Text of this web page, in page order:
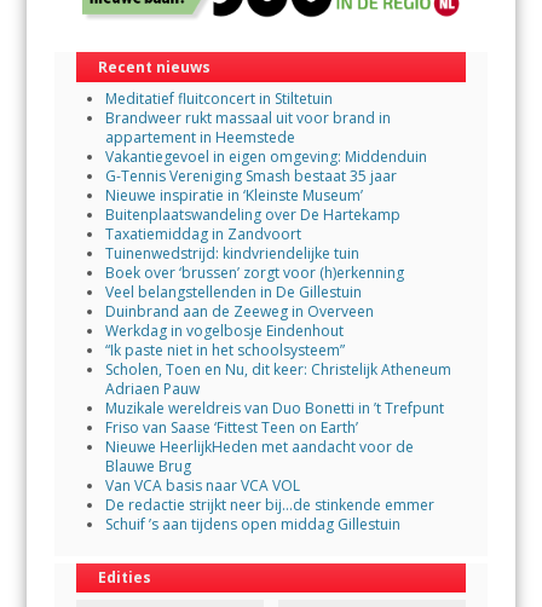
Recent nieuws
Meditatief fluitconcert in Stiltetuin
Brandweer rukt massaal uit voor brand in
appartement in Heemstede
Vakantiegevoel in eigen omgeving: Middenduin
G-Tennis Vereniging Smash bestaat 35 jaar
Nieuwe inspiratie in ‘Kleinste Museum’
Buitenplaatswandeling over De Hartekamp
Taxatiemiddag in Zandvoort
Tuinenwedstrijd: kindvriendelijke tuin
Boek over ‘brussen’ zorgt voor (h)erkenning
Veel belangstellenden in De Gillestuin
Duinbrand aan de Zeeweg in Overveen
Werkdag in vogelbosje Eindenhout
“Ik paste niet in het schoolsysteem”
Scholen, Toen en Nu, dit keer: Christelijk Atheneum
Adriaen Pauw
Muzikale wereldreis van Duo Bonetti in ’t Trefpunt
Friso van Saase ‘Fittest Teen on Earth’
Nieuwe HeerlijkHeden met aandacht voor de
Blauwe Brug
Van VCA basis naar VCA VOL
De redactie strijkt neer bij…de stinkende emmer
Schuif ’s aan tijdens open middag Gillestuin
Edities